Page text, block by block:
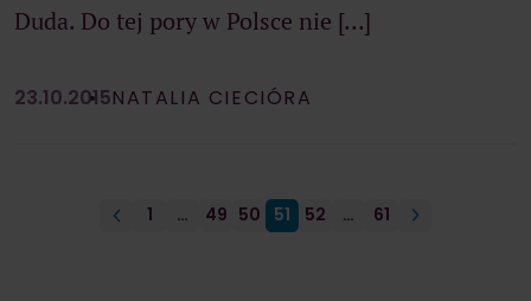
Duda. Do tej pory w Polsce nie […]
23.10.2015NATALIA CIECIÓRA
1 … 49 50 51 52 … 61